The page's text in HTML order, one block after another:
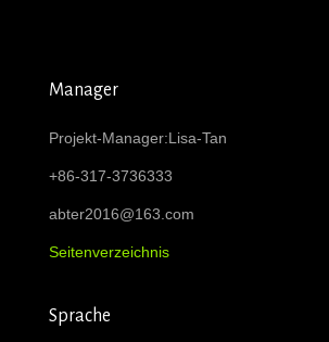
Manager
Projekt-Manager:Lisa-Tan
+86-317-3736333
abter2016@163.com
Seitenverzeichnis
Sprache